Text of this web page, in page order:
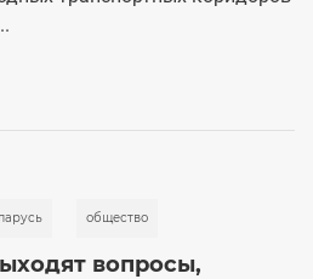
общество
вопросы,